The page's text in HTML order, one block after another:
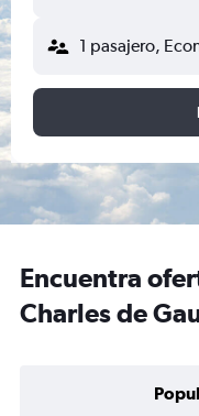
1 pasajero,
Encuentra
Charles de